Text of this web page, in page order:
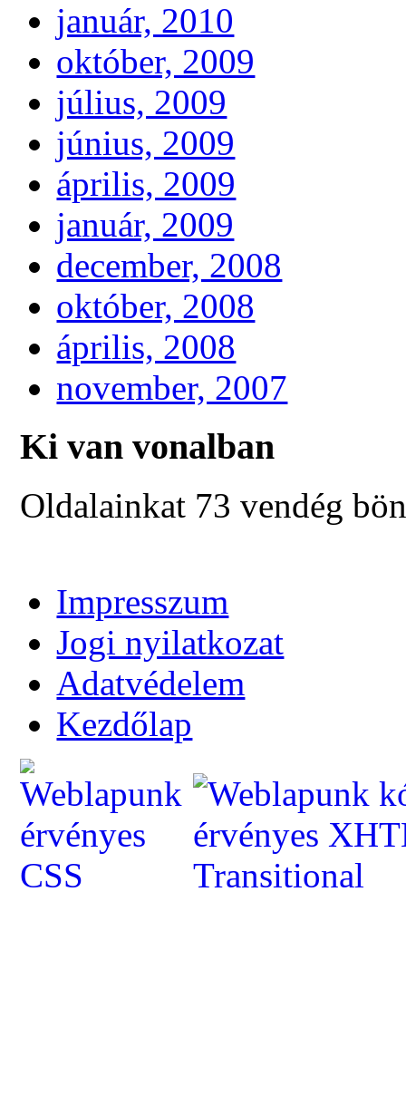
január, 2010
október, 2009
július, 2009
június, 2009
április, 2009
január, 2009
december, 2008
október, 2008
április, 2008
november, 2007
Ki van vonalban
Oldalainkat 73 vendég
Impresszum
Jogi nyilatkozat
Adatvédelem
Kezdőlap